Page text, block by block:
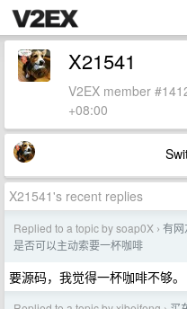
X21541
V2EX member
+08:00
X21541's recent replies
Replied to a topic by soap0X › 有网
是否可以主动索要一杯咖啡
要源码，我觉得一杯咖啡不够。